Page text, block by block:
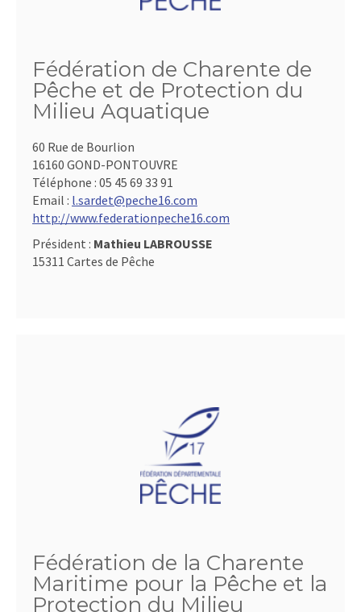
Fédération de Charente de
Pêche et de Protection du
Milieu Aquatique
60 Rue de Bourlion
16160 GOND-PONTOUVRE
Téléphone : 05 45 69 33 91
Email : l.sardet@peche16.com
http://www.federationpeche16.com
Président : Mathieu LABROUSSE
15311 Cartes de Pêche
Fédération de la Charente
Maritime pour la Pêche et la
Protection du Milieu